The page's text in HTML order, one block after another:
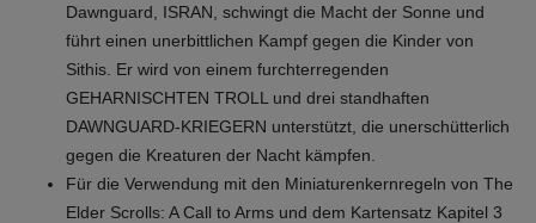
Dawnguard, ISRAN, schwingt die Macht der Sonne und
führt einen unerbittlichen Kampf gegen die Kinder von
Sithis. Er wird von einem furchterregenden
GEHARNISCHTEN TROLL und drei standhaften
DAWNGUARD-KRIEGERN unterstützt, die unerschütterlich
gegen die Kreaturen der Nacht kämpfen.
Für die Verwendung mit den Miniaturenkernregeln von The
Elder Scrolls: A Call to Arms und dem Kartensatz Kapitel 3